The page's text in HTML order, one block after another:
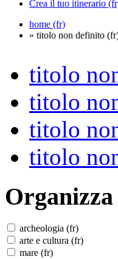
Crea il tuo itinerario
home (fr)
» titolo non definito
titolo
titolo
titolo
titolo
archeologia (fr)
arte e cultura (fr)
mare (fr)